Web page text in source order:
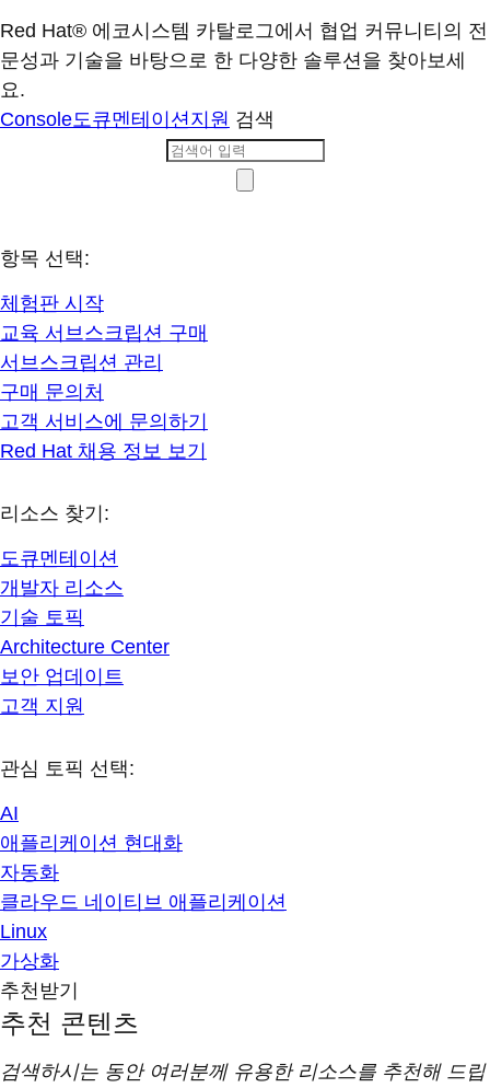
Red Hat® 에코시스템 카탈로그에서 협업 커뮤니티의 전
문성과 기술을 바탕으로 한 다양한 솔루션을 찾아보세
요.
Console도큐멘테이션지원 검색
항목 선택:
체험판 시작
교육 서브스크립션 구매
서브스크립션 관리
구매 문의처
고객 서비스에 문의하기
Red Hat 채용 정보 보기
리소스 찾기:
도큐멘테이션
개발자 리소스
기술 토픽
Architecture Center
보안 업데이트
고객 지원
관심 토픽 선택:
AI
애플리케이션 현대화
자동화
클라우드 네이티브 애플리케이션
Linux
가상화
추천받기
추천 콘텐츠
검색하시는 동안 여러분께 유용한 리소스를 추천해 드립